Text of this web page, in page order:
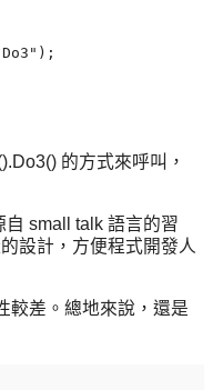
的方式來呼叫，
small talk 語言的習
設計，方便程式開發人
較差。總地來說，還是